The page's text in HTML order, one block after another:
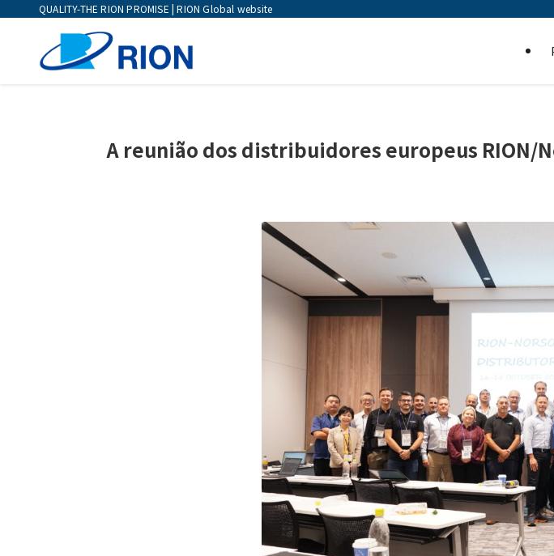
QUALITY-THE RION PROMISE | RION Global website
A reunião dos distribuidores europeus RION/